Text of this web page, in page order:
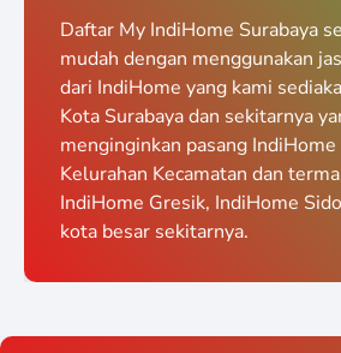
Daftar My IndiHome Surabaya
mudah dengan menggunakan
dari IndiHome yang kami
Kota Surabaya dan sekitarnya
menginginkan pasang IndiHome
Kelurahan Kecamatan dan
IndiHome Gresik, IndiHome
kota besar sekitarnya.